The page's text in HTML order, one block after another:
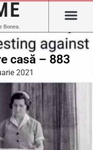
Bonea.
casă – 883
2021